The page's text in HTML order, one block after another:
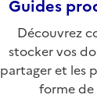
Guides
Découvrez
stocker vos
partager et les
forme de